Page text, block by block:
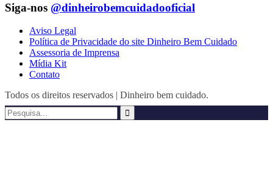
Siga-nos @dinheirobemcuidadooficial
Aviso Legal
Política de Privacidade do site Dinheiro Bem Cuidado
Assessoria de Imprensa
Mídia Kit
Contato
Todos os direitos reservados | Dinheiro bem cuidado.